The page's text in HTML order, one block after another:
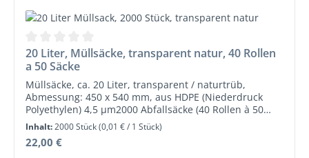
0461 978 876-
29 info@abenareseller.de www.abenareseller.de
Durchschnittliche Bewertung von 0 von 5 Sternen
20 Liter, Müllsäcke, transparent natur, 40 Rollen
a 50 Säcke
Müllsäcke, ca. 20 Liter, transparent / naturtrüb,
Abmessung: 450 x 540 mm, aus HDPE (Niederdruck
Polyethylen) 4,5 µm2000 Abfallsäcke (40 Rollen à 50
Säcke) / Karton
Inhalt:2000 Stück(0,01 € / 1 Stück)
Regulärer Preis:
22,00 €